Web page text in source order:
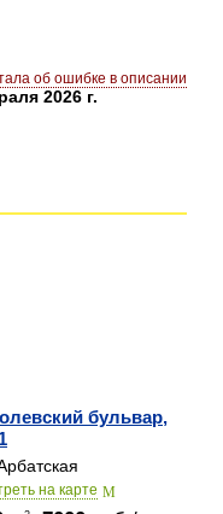
об ошибке в описании
2026 г.
бульвар,
на карте